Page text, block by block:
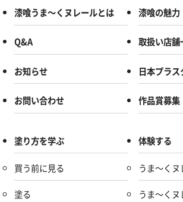
漆喰うま～くヌレールとは 漆喰の魅力
Q&A 取扱い店舗
お知らせ 日本プラ
お問い合わせ 作品賞募集
塗り方を学ぶ
買う前に見る
塗る
体験する
うま～く
うま～く